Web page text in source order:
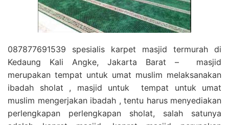
087877691539 spesialis karpet masjid termurah di
Kedaung Kali Angke, Jakarta Barat – masjid
merupakan tempat untuk umat muslim melaksanakan
ibadah sholat , masjid untuk tempat untuk umat
muslim mengerjakan ibadah , tentu harus menyediakan
perlengkapan perlengkapan sholat, salah satunya